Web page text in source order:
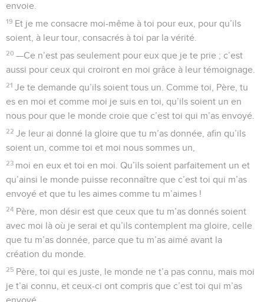
envoie.
19 Et je me consacre moi-même à toi pour eux, pour qu’ils
soient, à leur tour, consacrés à toi par la vérité.
20 —Ce n’est pas seulement pour eux que je te prie ; c’est
aussi pour ceux qui croiront en moi grâce à leur témoignage.
21 Je te demande qu’ils soient tous un. Comme toi, Père, tu
es en moi et comme moi je suis en toi, qu’ils soient un en
nous pour que le monde croie que c’est toi qui m’as envoyé.
22 Je leur ai donné la gloire que tu m’as donnée, afin qu’ils
soient un, comme toi et moi nous sommes un,
23 moi en eux et toi en moi. Qu’ils soient parfaitement un et
qu’ainsi le monde puisse reconnaître que c’est toi qui m’as
envoyé et que tu les aimes comme tu m’aimes !
24 Père, mon désir est que ceux que tu m’as donnés soient
avec moi là où je serai et qu’ils contemplent ma gloire, celle
que tu m’as donnée, parce que tu m’as aimé avant la
création du monde.
25 Père, toi qui es juste, le monde ne t’a pas connu, mais moi
je t’ai connu, et ceux-ci ont compris que c’est toi qui m’as
envoyé.